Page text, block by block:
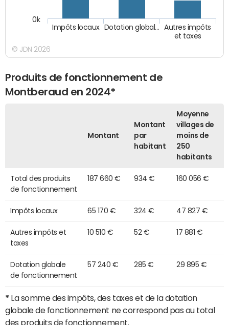
Autres impôts
et taxes
Dotation global…
Impôts locaux
0k
© JDN 2026
Produits de fonctionnement de
Montberaud en 2024*
Montant
Montant
par
habitant
Moyenne
villages de
moins de
250
habitants
Total des produits
de fonctionnement
187 660 € 934 € 160 056 €
Impôts locaux 65 170 € 324 € 47 827 €
Autres impôts et
taxes
10 510 € 52 € 17 881 €
Dotation globale
de fonctionnement
57 240 € 285 € 29 895 €
* La somme des impôts, des taxes et de la dotation
globale de fonctionnement ne correspond pas au total
des produits de fonctionnement.